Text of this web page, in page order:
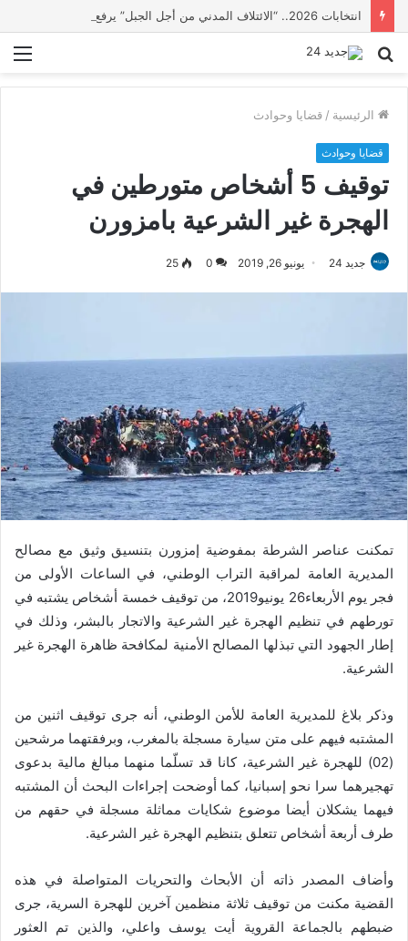
بحث
الرئيسية / قضايا وحوادث
قضايا وحوادث
توقيف 5 أشخاص متورطين في
الهجرة غير الشرعية بامزورن
جديد 24 يونيو 26, 2019 0
25
تمكنت عناصر الشرطة بمفوضية إمزورن بتنسيق وثيق مع مصالح
المديرية العامة لمراقبة ‏التراب الوطني، في الساعات الأولى من
فجر يوم الأربعاء26 يونيو2019، من توقيف خمسة أشخاص يشتبه في
‏تورطهم في تنظيم الهجرة غير الشرعية والاتجار بالبشر، وذلك في
إطار الجهود التي تبذلها المصالح ‏الأمنية لمكافحة ظاهرة الهجرة غير
الشرعية‎.‎
وذكر بلاغ للمديرية العامة للأمن الوطني، أنه جرى توقيف اثنين من
المشتبه فيهم على متن سيارة ‏مسجلة بالمغرب، وبرفقتهما مرشحين
(02) للهجرة غير الشرعية، كانا قد تسلّما منهما مبالغ مالية ‏بدعوى
تهجيرهما سرا نحو إسبانيا، كما أوضحت إجراءات البحث أن المشتبه
فيهما يشكلان أيضا ‏موضوع شكايات مماثلة مسجلة في حقهم من
طرف أربعة أشخاص تتعلق بتنظيم الهجرة غير ‏الشرعية‎.‎
وأضاف المصدر ذاته أن الأبحاث والتحريات المتواصلة في هذه
القضية مكنت من توقيف ثلاثة ‏منظمين آخرين للهجرة السرية، جرى
ضبطهم بالجماعة القروية أيت يوسف واعلي، والذين تم العثور